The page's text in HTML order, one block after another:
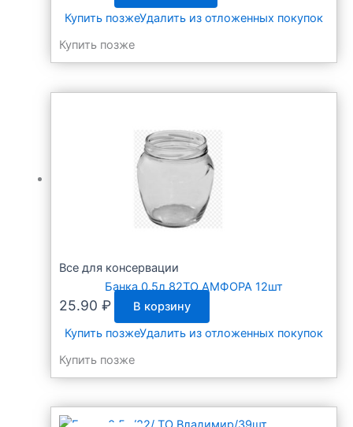
Купить позжеУдалить из отложенных покупок
Купить позже
Все для консервации
Банка 0.5л 82ТО АМФОРА 12шт
25.90 ₽
В корзину
Купить позжеУдалить из отложенных покупок
Купить позже